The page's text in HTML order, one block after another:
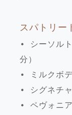
スパトリー
• シーソル
分）
• ミルクボ
• シグネチ
• ペヴォニ